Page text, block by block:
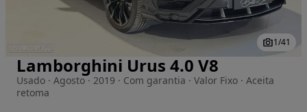
Imagem 1 de 41
1/41
Lamborghini Urus 4.0 V8
Usado · Agosto · 2019 · Com garantia · Valor Fixo · Aceita
retoma